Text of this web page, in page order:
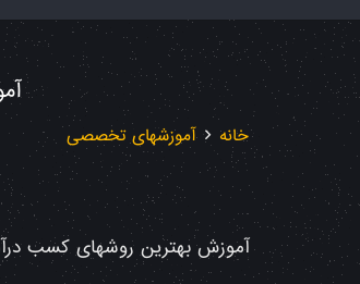
خانه آموزشهای تخصصی
آموزش بهترین روشهای کسب